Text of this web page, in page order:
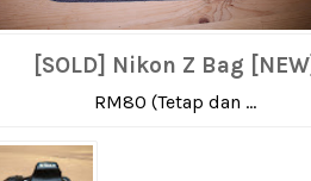
[SOLD] Nikon Z Bag [NEW]
RM80 (Tetap dan ...